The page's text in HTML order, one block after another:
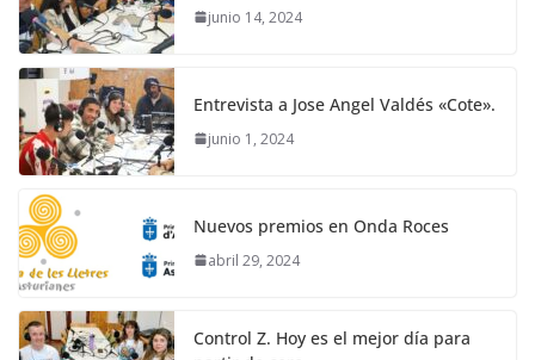
junio 14, 2024
Entrevista a Jose Angel Valdés «Cote».
junio 1, 2024
Nuevos premios en Onda Roces
abril 29, 2024
Control Z. Hoy es el mejor día para